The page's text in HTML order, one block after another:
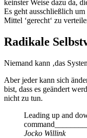
keinster Weise dazu da,
Es geht ausschließlich
Mittel ‘gerecht‘ zu
Radikale
Niemand kann ‚das
Aber jeder kann sich
bist, dass es geändert
nicht zu tun.
Leading up and
Jocko Willink